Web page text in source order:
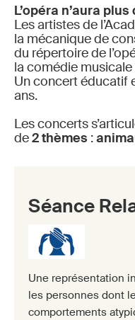
L’opéra n’aura
Les artistes de
la mécanique de
du répertoire de
la comédie
Un concert éducatif
ans.
Les concerts
de2 thèmes :
Séance
Une représentation
les personnes dont
comportements